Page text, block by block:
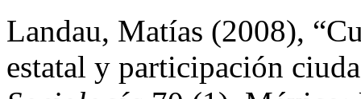
Landau, Matías (2008),
estatal y participación